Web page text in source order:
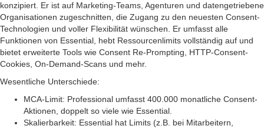
konzipiert. Er ist auf Marketing-Teams, Agenturen und datengetriebene
Organisationen zugeschnitten, die Zugang zu den neuesten Consent-
Technologien und voller Flexibilität wünschen. Er umfasst alle
Funktionen von Essential, hebt Ressourcenlimits vollständig auf und
bietet erweiterte Tools wie Consent Re-Prompting, HTTP-Consent-
Cookies, On-Demand-Scans und mehr.
Wesentliche Unterschiede:
MCA-Limit: Professional umfasst 400.000 monatliche Consent-
Aktionen, doppelt so viele wie Essential.
Skalierbarkeit: Essential hat Limits (z.B. bei Mitarbeitern,